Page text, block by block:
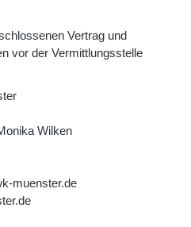
Vertrag und
vor der Vermittlungsstelle
Wilken
muenster.de